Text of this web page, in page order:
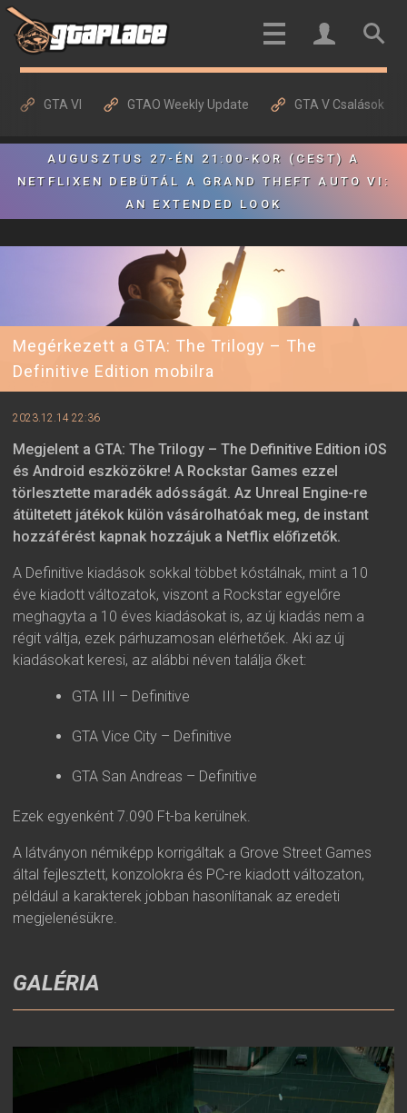
GTA VI GTAO Weekly Update GTA V Csalások
AUGUSZTUS 27-ÉN 21:00-KOR (CEST) A
NETFLIXEN DEBÜTÁL A GRAND THEFT AUTO VI:
AN EXTENDED LOOK
Megérkezett a GTA: The Trilogy – The
Definitive Edition mobilra
2023.12.14 22:36
Megjelent a GTA: The Trilogy – The Definitive Edition iOS
és Android eszközökre! A Rockstar Games ezzel
törlesztette maradék adósságát. Az Unreal Engine-re
átültetett játékok külön vásárolhatóak meg, de instant
hozzáférést kapnak hozzájuk a Netflix előfizetők.
A Definitive kiadások sokkal többet kóstálnak, mint a 10
éve kiadott változatok, viszont a Rockstar egyelőre
meghagyta a 10 éves kiadásokat is, az új kiadás nem a
régit váltja, ezek párhuzamosan elérhetőek. Aki az új
kiadásokat keresi, az alábbi néven találja őket:
GTA III – Definitive
GTA Vice City – Definitive
GTA San Andreas – Definitive
Ezek egyenként 7.090 Ft-ba kerülnek.
A látványon némiképp korrigáltak a Grove Street Games
által fejlesztett, konzolokra és PC-re kiadott változaton,
például a karakterek jobban hasonlítanak az eredeti
megjelenésükre.
GALÉRIA